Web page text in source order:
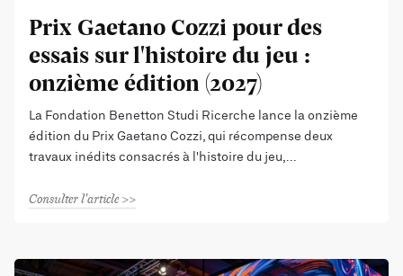
Prix Gaetano Cozzi pour des
essais sur l'histoire du jeu :
onzième édition (2027)
La Fondation Benetton Studi Ricerche lance la onzième
édition du Prix Gaetano Cozzi, qui récompense deux
travaux inédits consacrés à l'histoire du jeu,
Consulter l'article